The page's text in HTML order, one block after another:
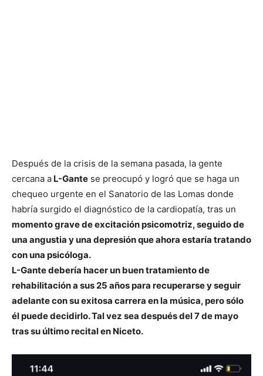
Después de la crisis de la semana pasada, la gente
cercana a L-Gante se preocupó y logró que se haga un
chequeo urgente en el Sanatorio de las Lomas donde
habría surgido el diagnóstico de la cardiopatía, tras un
momento grave de excitación psicomotriz, seguido de
una angustia y una depresión que ahora estaría tratando
con una psicóloga.
L-Gante debería hacer un buen tratamiento de
rehabilitación a sus 25 años para recuperarse y seguir
adelante con su exitosa carrera en la música, pero sólo
él puede decidirlo. Tal vez sea después del 7 de mayo
tras su último recital en Niceto.